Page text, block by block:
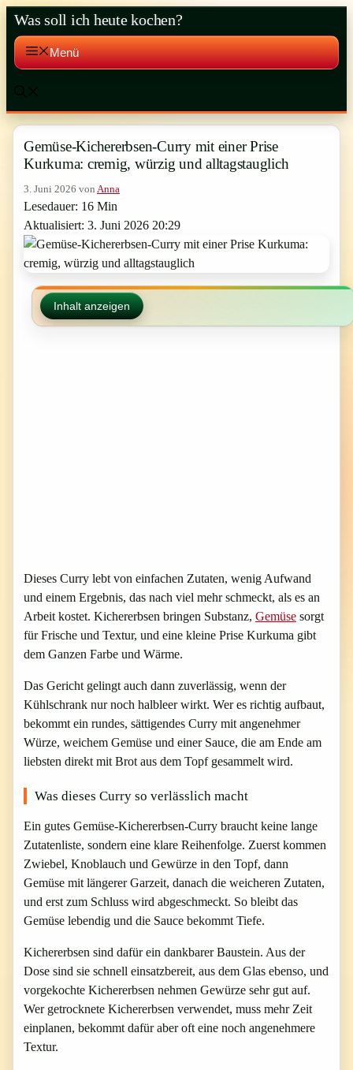
Zum
Inhalt
springen
Was soll ich heute kochen?
Menü
Gemüse-Kichererbsen-Curry mit einer Prise
Kurkuma: cremig, würzig und alltagstauglich
3. Juni 2026 von Anna
Lesedauer: 16 Min
Aktualisiert: 3. Juni 2026 20:29
Inhalt anzeigen
Dieses Curry lebt von einfachen Zutaten, wenig Aufwand
und einem Ergebnis, das nach viel mehr schmeckt, als es an
Arbeit kostet. Kichererbsen bringen Substanz, Gemüse sorgt
für Frische und Textur, und eine kleine Prise Kurkuma gibt
dem Ganzen Farbe und Wärme.
Das Gericht gelingt auch dann zuverlässig, wenn der
Kühlschrank nur noch halbleer wirkt. Wer es richtig aufbaut,
bekommt ein rundes, sättigendes Curry mit angenehmer
Würze, weichem Gemüse und einer Sauce, die am Ende am
liebsten direkt mit Brot aus dem Topf gesammelt wird.
Was dieses Curry so verlässlich macht
Ein gutes Gemüse-Kichererbsen-Curry braucht keine lange
Zutatenliste, sondern eine klare Reihenfolge. Zuerst kommen
Zwiebel, Knoblauch und Gewürze in den Topf, dann
Gemüse mit längerer Garzeit, danach die weicheren Zutaten,
und erst zum Schluss wird abgeschmeckt. So bleibt das
Gemüse lebendig und die Sauce bekommt Tiefe.
Kichererbsen sind dafür ein dankbarer Baustein. Aus der
Dose sind sie schnell einsatzbereit, aus dem Glas ebenso, und
vorgekochte Kichererbsen nehmen Gewürze sehr gut auf.
Wer getrocknete Kichererbsen verwendet, muss mehr Zeit
einplanen, bekommt dafür aber oft eine noch angenehmere
Textur.